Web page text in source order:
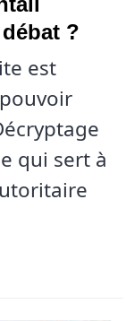
?
est
qui sert à